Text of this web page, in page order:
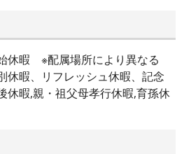
休暇 ※配属場所により異なる
暇、リフレッシュ休暇、記念
休暇,親・祖父母孝行休暇,育孫休